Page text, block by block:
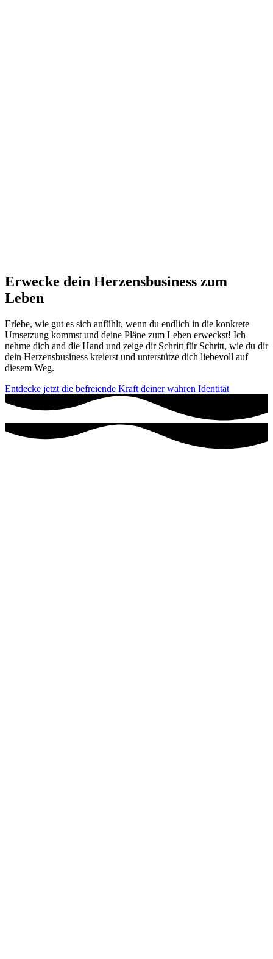
Erwecke dein Herzensbusiness zum
Leben
Erlebe, wie gut es sich anfühlt, wenn du endlich in die konkrete
Umsetzung kommst und deine Pläne zum Leben erweckst! Ich
nehme dich and die Hand und zeige dir Schritt für Schritt, wie du dir
dein Herzensbusiness kreierst und unterstütze dich liebevoll auf
diesem Weg.
Entdecke jetzt die befreiende Kraft deiner wahren Identität